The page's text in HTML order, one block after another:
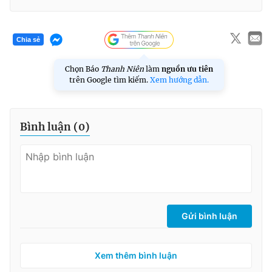
Chia sẻ
Chọn Báo Thanh Niên làm nguồn ưu tiên
trên Google tìm kiếm. Xem hướng dẫn.
Bình luận (0)
Gửi bình luận
Xem thêm bình luận